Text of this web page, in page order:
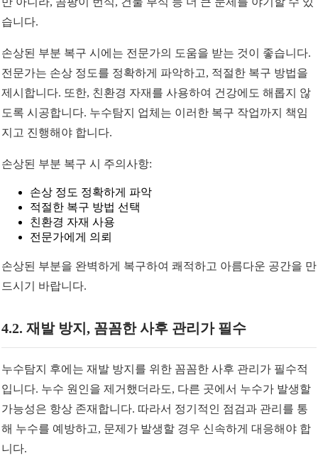
습니다.
손상된 부분 복구 시에는 전문가의 도움을 받는 것이 좋습니다.
전문가는 손상 정도를 정확하게 파악하고, 적절한 복구 방법을
제시합니다. 또한, 친환경 자재를 사용하여 건강에도 해롭지 않
도록 시공합니다. 누수탐지 업체는 이러한 복구 작업까지 책임
지고 진행해야 합니다.
손상된 부분 복구 시 주의사항:
손상 정도 정확하게 파악
적절한 복구 방법 선택
친환경 자재 사용
전문가에게 의뢰
손상된 부분을 완벽하게 복구하여 쾌적하고 아름다운 공간을 만
드시기 바랍니다.
4.2. 재발 방지, 꼼꼼한 사후 관리가 필수
누수탐지 후에는 재발 방지를 위한 꼼꼼한 사후 관리가 필수적
입니다. 누수 원인을 제거했더라도, 다른 곳에서 누수가 발생할
가능성은 항상 존재합니다. 따라서 정기적인 점검과 관리를 통
해 누수를 예방하고, 문제가 발생할 경우 신속하게 대응해야 합
니다.